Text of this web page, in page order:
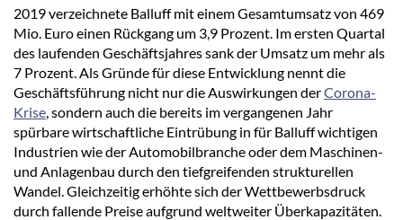
2019 verzeichnete Balluff mit einem Gesamtumsatz von 469
Mio. Euro einen Rückgang um 3,9 Prozent. Im ersten Quartal
des laufenden Geschäftsjahres sank der Umsatz um mehr als
7 Prozent. Als Gründe für diese Entwicklung nennt die
Geschäftsführung nicht nur die Auswirkungen derCorona-
Krise , sondern auch die bereits im vergangenen Jahr
spürbare wirtschaftliche Eintrübung in für Balluff wichtigen
Industrien wie der Automobilbranche oder dem Maschinen-
und Anlagenbau durch den tiefgreifenden strukturellen
Wandel. Gleichzeitig erhöhte sich der Wettbewerbsdruck
durch fallende Preise aufgrund weltweiter Überkapazitäten.